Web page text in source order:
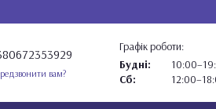
вам?
Графік роботи:
Будні:
Сб: